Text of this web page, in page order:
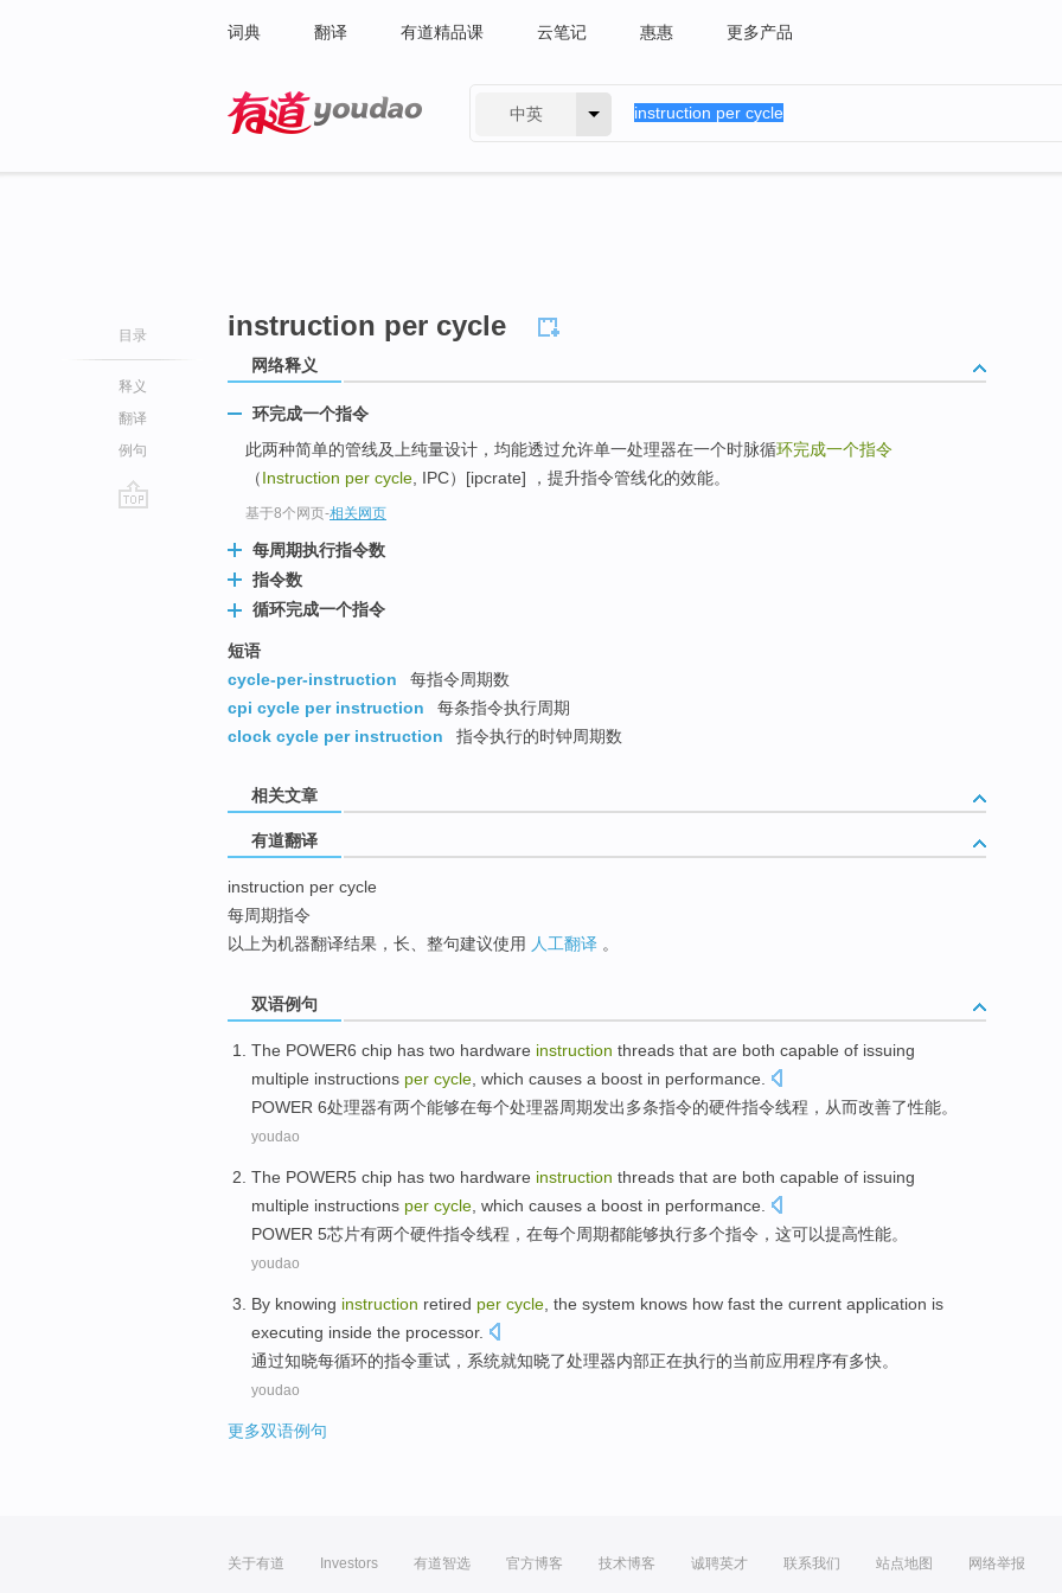
词典 翻译 有道精品课 云笔记 惠惠 更多产品
中英
目录
释义
翻译
例句
instruction per cycle
网络释义
环完成一个指令
此两种简单的管线及上纯量设计，均能透过允许单一处理器在一个时脉循环完成一个指令
（Instruction per cycle , IPC）[ipcrate] ，提升指令管线化的效能。
基于8个网页-相关网页
每周期执行指令数
指令数
循环完成一个指令
短语
cycle-per-instruction
每指令周期数
cpi cycle per instruction
每条指令执行周期
clock cycle per instruction
指令执行的时钟周期数
相关文章
有道翻译
instruction per cycle
每周期指令
以上为机器翻译结果，长、整句建议使用 人工翻译 。
双语例句
The POWER6 chip has two hardware instruction threads that are both capable of issuing
multiple instructions per cycle which causes a boost in performance
POWER 6处理器有两个能够在每个处理器周期发出多条指令的硬件指令线程 ， 从而改善了性能。
youdao
The POWER5 chip has two hardware instruction threads that are both capable of issuing
multiple instructions per cycle which causes a boost in performance
POWER 5芯片有两个硬件指令线程 ， 在每个周期都能够执行多个指令 ， 这可以提高性能。
youdao
By knowing instruction retired per cycle , the system knows how fast the current application is
executing inside the processor.
通过知晓每循环的指令重试 ， 系统就知晓了处理器内部正在执行的当前应用程序有多快。
youdao
更多双语例句
关于有道 Investors 有道智选 官方博客 技术博客 诚聘英才 联系我们 站点地图 网络举报